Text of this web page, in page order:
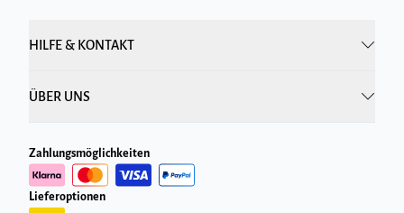
HILFE & KONTAKT
ÜBER UNS
Zahlungsmöglichkeiten
Lieferoptionen